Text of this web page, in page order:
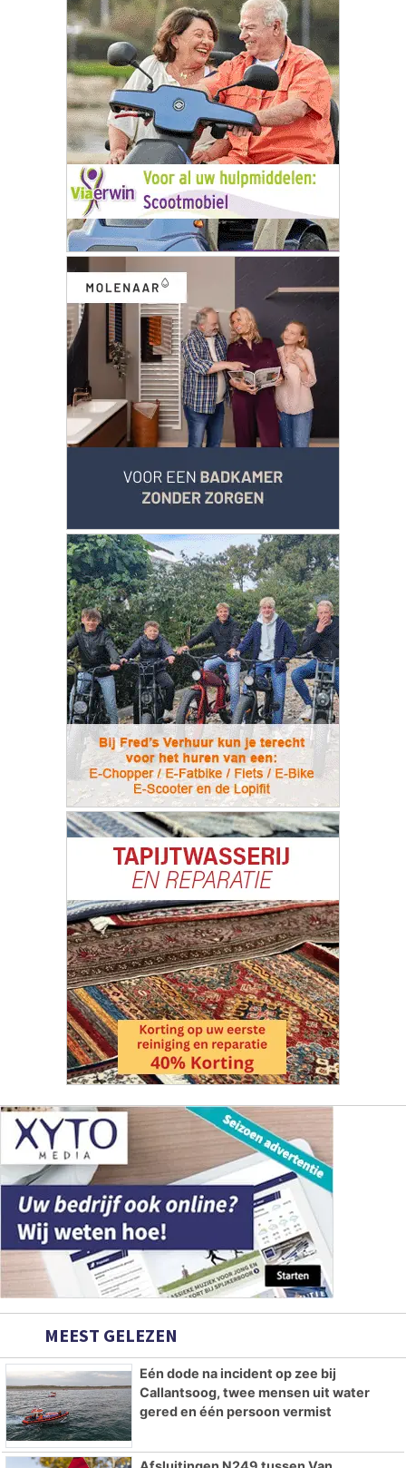
MEEST GELEZEN
Eén dode na incident op zee bij
Callantsoog, twee mensen uit water
gered en één persoon vermist